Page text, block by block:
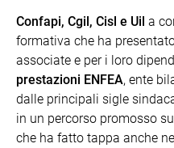
Confapi, Cgil, Cisl e Uil a
formativa che ha
associate e per i loro
prestazioni ENFEA, ente
dalle principali sigle
in un percorso promosso
che ha fatto tappa anche